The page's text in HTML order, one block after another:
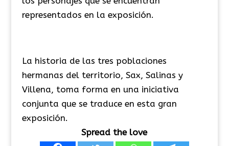
representados en la exposición.
La historia de las tres poblaciones
hermanas del territorio, Sax, Salinas y
Villena, toma forma en una iniciativa
conjunta que se traduce en esta gran
exposición.
Spread the love